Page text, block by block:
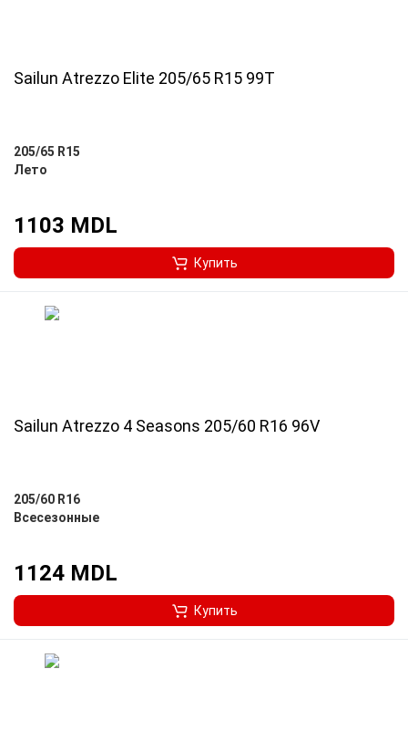
Sailun Atrezzo Elite 205/65 R15 99T
205/65 R15
Лето
1103 MDL
Купить
Sailun Atrezzo 4 Seasons 205/60 R16 96V
205/60 R16
Всесезонные
1124 MDL
Купить